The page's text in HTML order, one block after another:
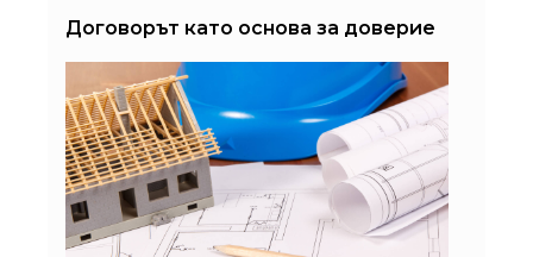
Договорът като основа за доверие